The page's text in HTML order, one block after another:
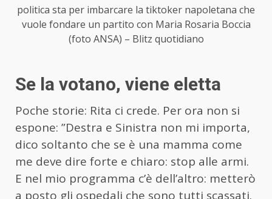
politica sta per imbarcare la tiktoker napoletana che
vuole fondare un partito con Maria Rosaria Boccia
(foto ANSA) – Blitz quotidiano
Se la votano, viene eletta
Poche storie: Rita ci crede. Per ora non si
espone: ”Destra e Sinistra non mi importa,
dico soltanto che se è una mamma come
me deve dire forte e chiaro: stop alle armi.
E nel mio programma c’è dell’altro: metterò
a posto gli ospedali che sono tutti scassati.